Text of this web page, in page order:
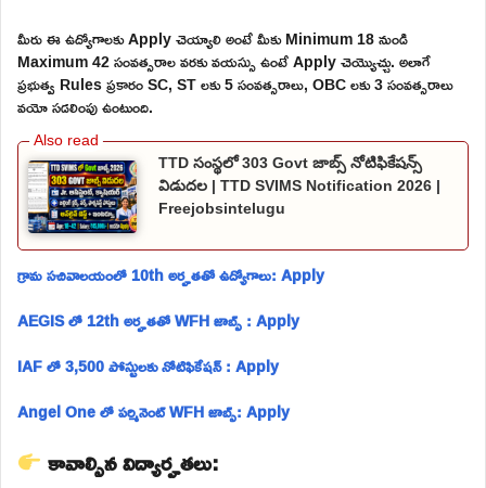
మీరు ఈ ఉద్యోగాలకు Apply చెయ్యాలి అంటే మీకు Minimum 18 నుండి
Maximum 42 సంవత్సరాల వరకు వయస్సు ఉంటే Apply చెయ్యొచ్చు. అలాగే
ప్రభుత్వ Rules ప్రకారం SC, ST లకు 5 సంవత్సరాలు, OBC లకు 3 సంవత్సరాలు
వయో సడలింపు ఉంటుంది.
TTD సంస్థలో 303 Govt జాబ్స్ నోటిఫికేషన్స్
విడుదల | TTD SVIMS Notification 2026 |
Freejobsintelugu
గ్రామ సచివాలయంలో 10th అర్హతతో ఉద్యోగాలు: Apply
AEGIS లో 12th అర్హతతో WFH జాబ్స్ : Apply
IAF లో 3,500 పోస్టులకు నోటిఫికేషన్ : Apply
Angel One లో పర్మినెంట్ WFH జాబ్స్: Apply
కావాల్సిన విద్యార్హతలు: